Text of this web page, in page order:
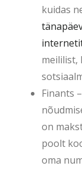
kuidas
meililist,
Finants
on
poolt
oma